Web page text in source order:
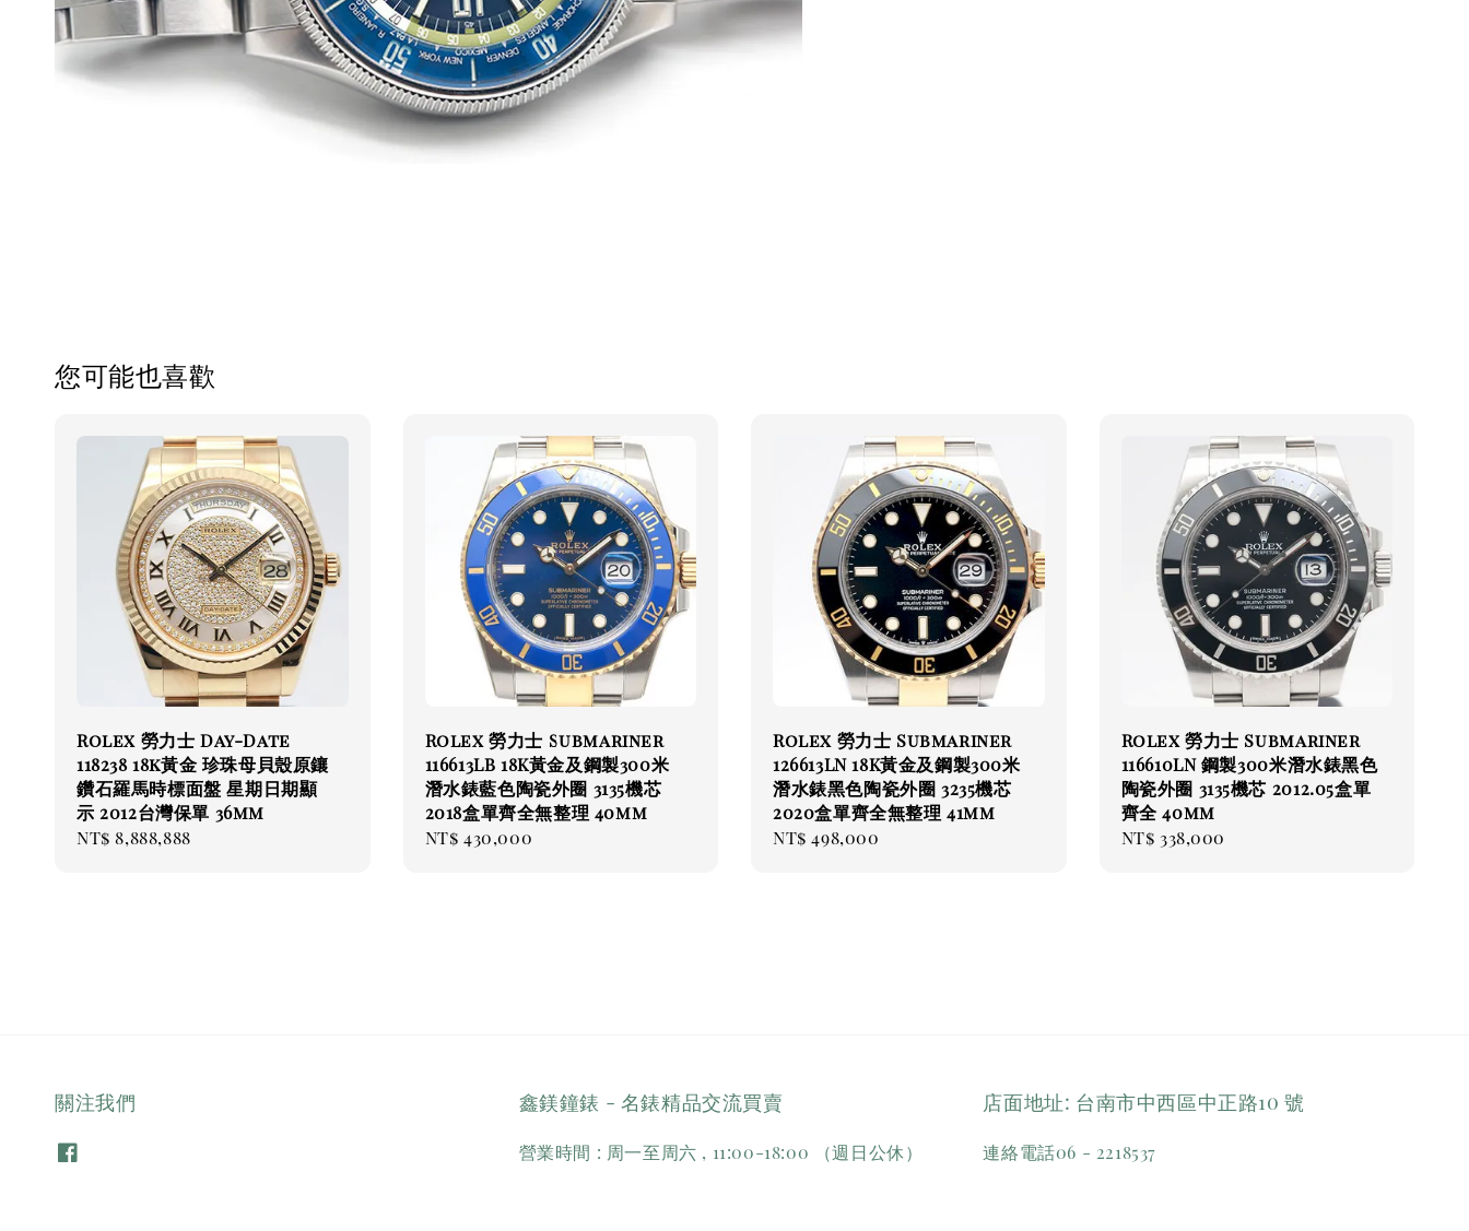
您可能也喜歡
Rolex 勞力士 Day-Date
118238 18k黃金 珍珠母貝殼原鑲
鑽石羅馬時標面盤 星期日期顯
示 2012台灣保單 36mm
Regular
NT$ 8,888,888
Rolex 勞力士 Submariner
116613LB 18K黃金及鋼製300米
潛水錶藍色陶瓷外圈 3135機芯
2018盒單齊全無整理 40mm
Regular
NT$ 430,000
Rolex 勞力士 Submariner
126613LN 18K黃金及鋼製300米
潛水錶黑色陶瓷外圈 3235機芯
2020盒單齊全無整理 41mm
Regular
NT$ 498,000
Rolex 勞力士 Submariner
116610LN 鋼製300米潛水錶黑色
陶瓷外圈 3135機芯 2012.05盒單
齊全 40mm
Regular
NT$ 338,000
關注我們 鑫鎂鐘錶 - 名錶精品交流買賣
營業時間 : 周一至周六 , 11:00-18:00 （週日公休）
店面地址: 台南市中西區中正路10 號
連絡電話06 - 2218537